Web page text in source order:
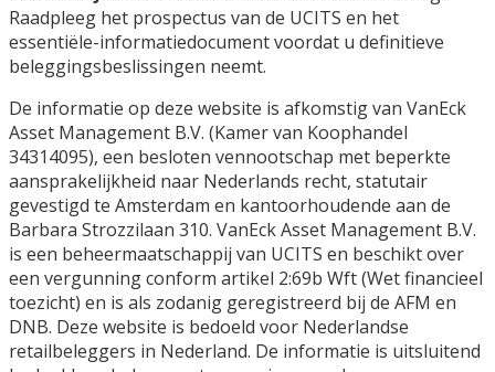
Raadpleeg het prospectus van de UCITS en het
essentiële-informatiedocument voordat u definitieve
beleggingsbeslissingen neemt.
De informatie op deze website is afkomstig van VanEck
Asset Management B.V. (Kamer van Koophandel
34314095), een besloten vennootschap met beperkte
aansprakelijkheid naar Nederlands recht, statutair
gevestigd te Amsterdam en kantoorhoudende aan de
Barbara Strozzilaan 310. VanEck Asset Management B.V.
is een beheermaatschappij van UCITS en beschikt over
een vergunning conform artikel 2:69b Wft (Wet financieel
toezicht) en is als zodanig geregistreerd bij de AFM en
DNB. Deze website is bedoeld voor Nederlandse
retailbeleggers in Nederland. De informatie is uitsluitend